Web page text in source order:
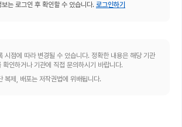
보는 로그인 후 확인할 수 있습니다. 로그인하기
시점에 따라 변경될 수 있습니다. 정확한 내용은 해당 기관
확인하거나 기관에 직접 문의하시기 바랍니다.
복제, 배포는 저작권법에 위배됩니다.